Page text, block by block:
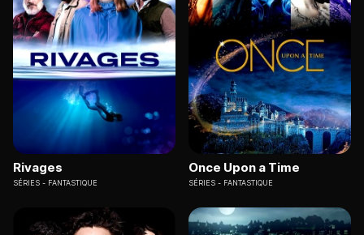
Rivages
SÉRIES FANTASTIQUE
Once Upon a Time
SÉRIES FANTASTIQUE